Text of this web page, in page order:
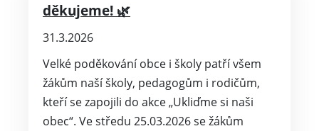
děkujeme! 🌿
31.3.2026
Velké poděkování obce i školy patří všem
žákům naší školy, pedagogům i rodičům,
kteří se zapojili do akce „Ukliďme si naši
obec“. Ve středu 25.03.2026 se žákům